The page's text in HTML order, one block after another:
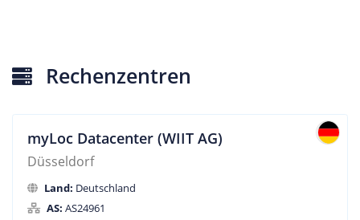
Rechenzentren
myLoc Datacenter (WIIT AG)
Düsseldorf
Land: Deutschland
AS: AS24961